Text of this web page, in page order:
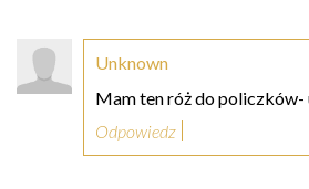
Unknown
Mam ten róż do policzków-
Odpowiedz